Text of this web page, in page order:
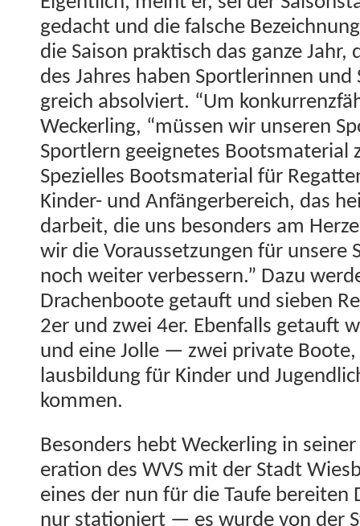
gedacht und die falsche
die Sai­son prak­tisch das ganze
des Jahres haben Sport­lerin­nen
gre­ich absolviert. “Um
Weck­er­ling, “müssen wir unseren
Sportlern geeignetes Boots­ma­te­r­i­al
Spezielles Boots­ma­te­r­i­al für
Kinder- und Anfänger­bere­ich, das
dar­beit, die uns beson­ders am
wir die Voraus­set­zun­gen für unsere
noch weit­er verbessern.” Dazu
Drachen­boote getauft und sieben
2er und zwei 4er. Eben­falls getauft
und eine Jolle — zwei pri­vate
laus­bil­dung für Kinder und
kommen.
Beson­ders hebt Weck­er­ling in
er­a­tion des WVS mit der Stadt
eines der nun für die Taufe bere­it­en
nur sta­tion­iert — es wurde von der